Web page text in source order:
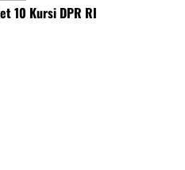
10 Kursi DPR RI